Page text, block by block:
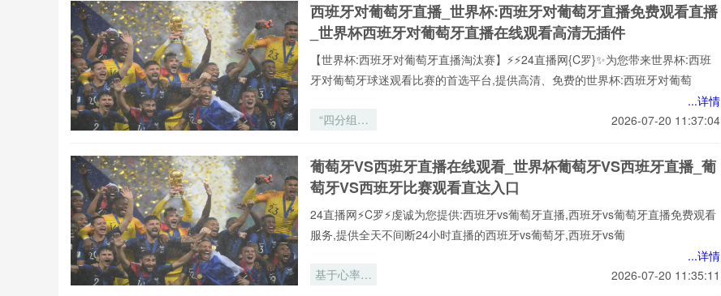
西班牙对葡萄牙直播_世界杯:西班牙对葡萄牙直播免费观看直播
_世界杯西班牙对葡萄牙直播在线观看高清无插件
【世界杯:西班牙对葡萄牙直播淘汰赛】⚡⚡24直播网{C罗}✨为您带来世界杯:西班
牙对葡萄牙球迷观看比赛的首选平台,提供高清、免费的世界杯:西班牙对葡萄
...详情
“四分组困
的心理突围
战”
2026-07-20 11:37:04
葡萄牙VS西班牙直播在线观看_世界杯葡萄牙VS西班牙直播_葡
萄牙VS西班牙比赛观看直达入口
24直播网⚡️C罗⚡️虔诚为您提供:西班牙vs葡萄牙直播,西班牙vs葡萄牙直播免费观看
服务,提供全天不间断24小时直播的西班牙vs葡萄牙,西班牙vs葡
...详情
基于心率变
2026-07-20 11:35:11